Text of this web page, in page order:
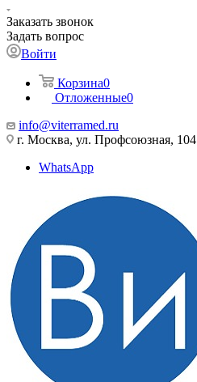
Заказать звонок
Задать вопрос
Войти
Корзина0
Отложенные0
info@viterramed.ru
г. Москва, ул. Профсоюзная, 104
WhatsApp